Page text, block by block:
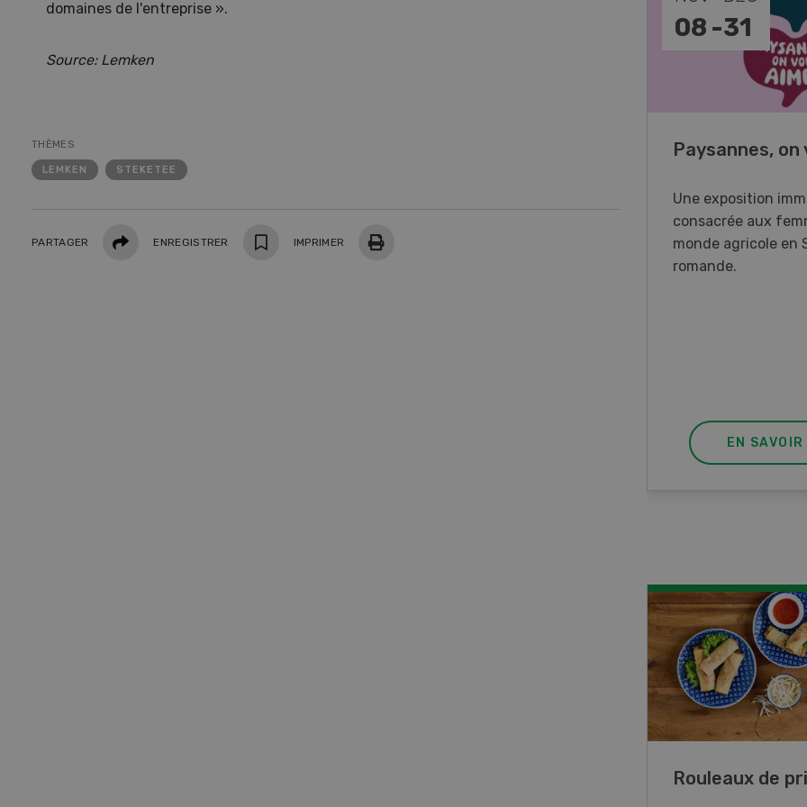
domaines de l'entreprise ».
Source: Lemken
THÈMES
LEMKEN STEKETEE
PARTAGER PartagerENREGISTRER IMPRIMER
Wiedlisbach pour des
08 -31
Paysannes, on
Une exposition
consacrée aux
monde agricole en
romande.
EN
Rouleaux de